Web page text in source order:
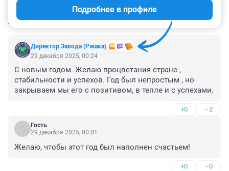
КОММЕНТАРИИ 6
Директор Завода (Ржака)
Подробнее в профиле
29 декабря 2025, 00:24
С новым годом. Желаю процветания стране ,
стабильности и успехов. Год был непростым , но
закрываем мы его с позитивом, в тепле и с успехами.
+0 –2
Гость
29 декабря 2025, 00:01
Желаю, чтобы этот год был наполнен счастьем!
+0 –0